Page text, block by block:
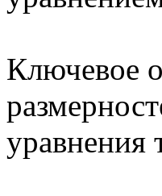
Ключевое
уравнения